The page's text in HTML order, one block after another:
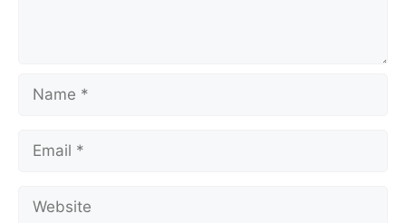
Name
Email
Website